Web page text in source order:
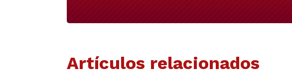
Artículos relacionados